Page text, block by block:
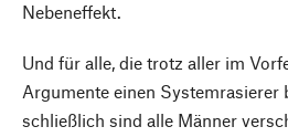
Nebeneffekt.
Und für alle, die trotz aller im
Argumente einen Systemrasierer
schließlich sind alle Männer